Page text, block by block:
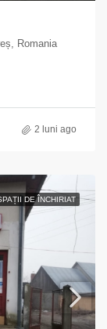
Romania
2 luni ago
DE ÎNCHIRIAT